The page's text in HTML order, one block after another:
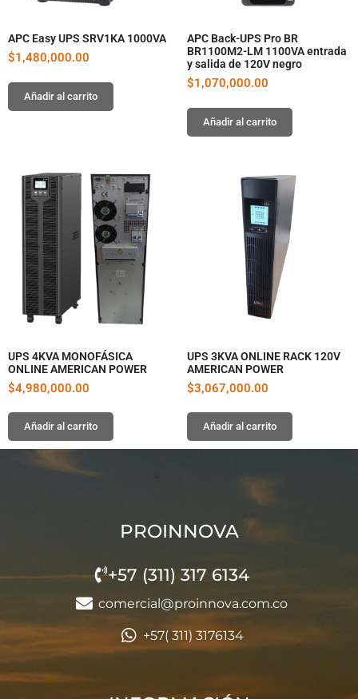
APC Easy UPS SRV1KA 1000VA
$1,480,000.00
Añadir al carrito
APC Back-UPS Pro BR
BR1100M2-LM 1100VA entrada
y salida de 120V negro
$1,070,000.00
Añadir al carrito
UPS 4KVA MONOFÁSICA
ONLINE AMERICAN POWER
$4,980,000.00
Añadir al carrito
UPS 3KVA ONLINE RACK 120V
AMERICAN POWER
$3,067,000.00
Añadir al carrito
PROINNOVA
+57 (311) 317 6134
comercial@proinnova.com.co
+57( 311) 3176134